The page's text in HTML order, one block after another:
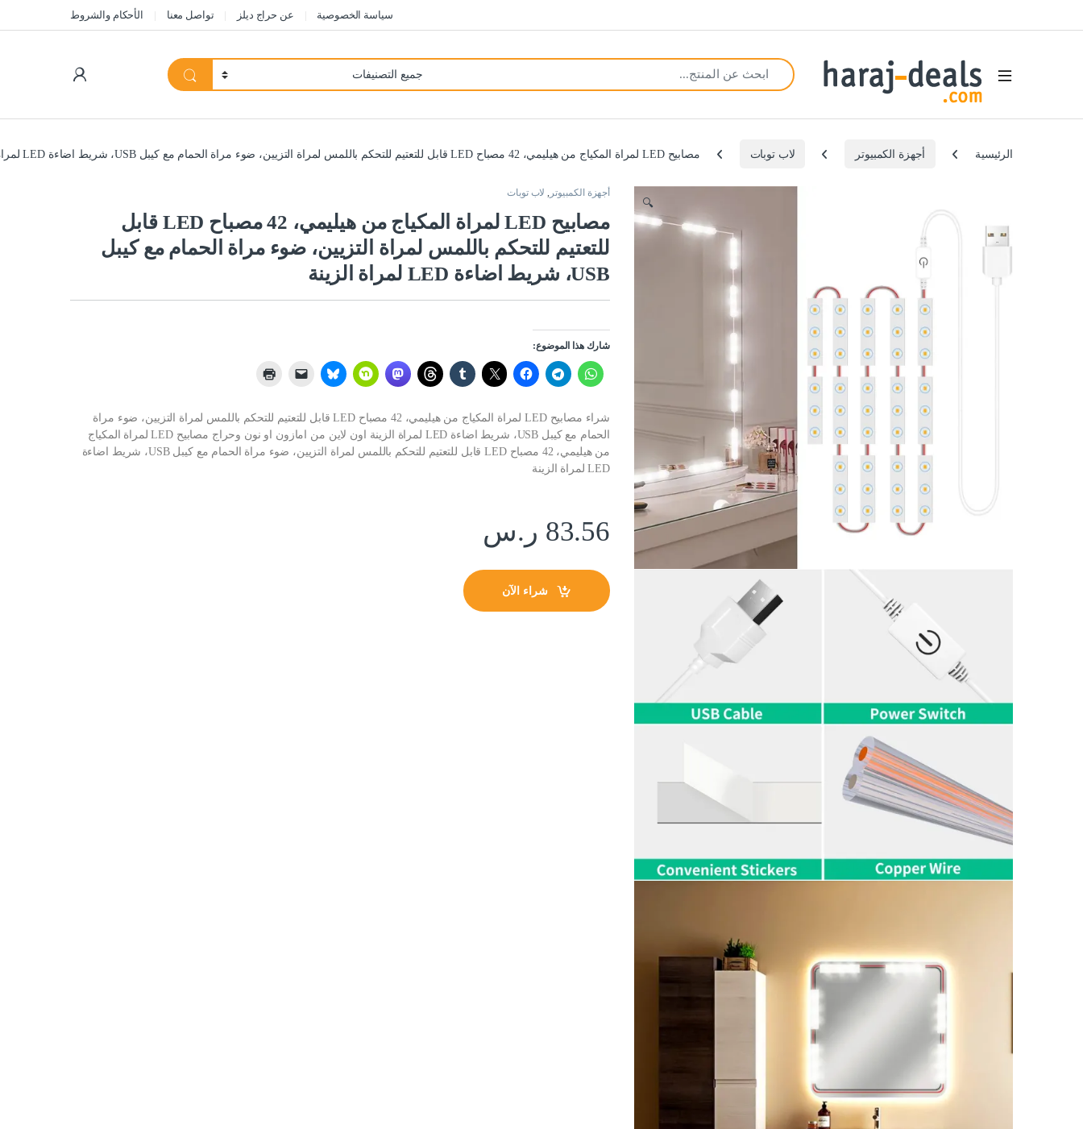
سياسة الخصوصية عن حراج ديلز تواصل معنا الأحكام والشروط
Open
Search for:
الرئيسية أجهزة الكمبيوتر لاب توبات مصابيح LED لمراة المكياج من هيليمي، 42 مصباح LED قابل للتعتيم للتحكم باللمس لمراة التزيين، ضوء مراة الحمام مع كيبل USB، شريط اضاءة LED لمراة الزينة
🔍
أجهزة الكمبيوتر , لاب توبات
مصابيح LED لمراة المكياج من هيليمي، 42 مصباح LED قابل
للتعتيم للتحكم باللمس لمراة التزيين، ضوء مراة الحمام مع كيبل
USB، شريط اضاءة LED لمراة الزينة
شارك هذا الموضوع:
شراء مصابيح LED لمراة المكياج من هيليمي، 42 مصباح LED قابل للتعتيم للتحكم باللمس لمراة التزيين، ضوء مراة
الحمام مع كيبل USB، شريط اضاءة LED لمراة الزينة اون لاين من امازون او نون وحراج مصابيح LED لمراة المكياج
من هيليمي، 42 مصباح LED قابل للتعتيم للتحكم باللمس لمراة التزيين، ضوء مراة الحمام مع كيبل USB، شريط اضاءة
LED لمراة الزينة
83.56 ر.س
شراء الآن